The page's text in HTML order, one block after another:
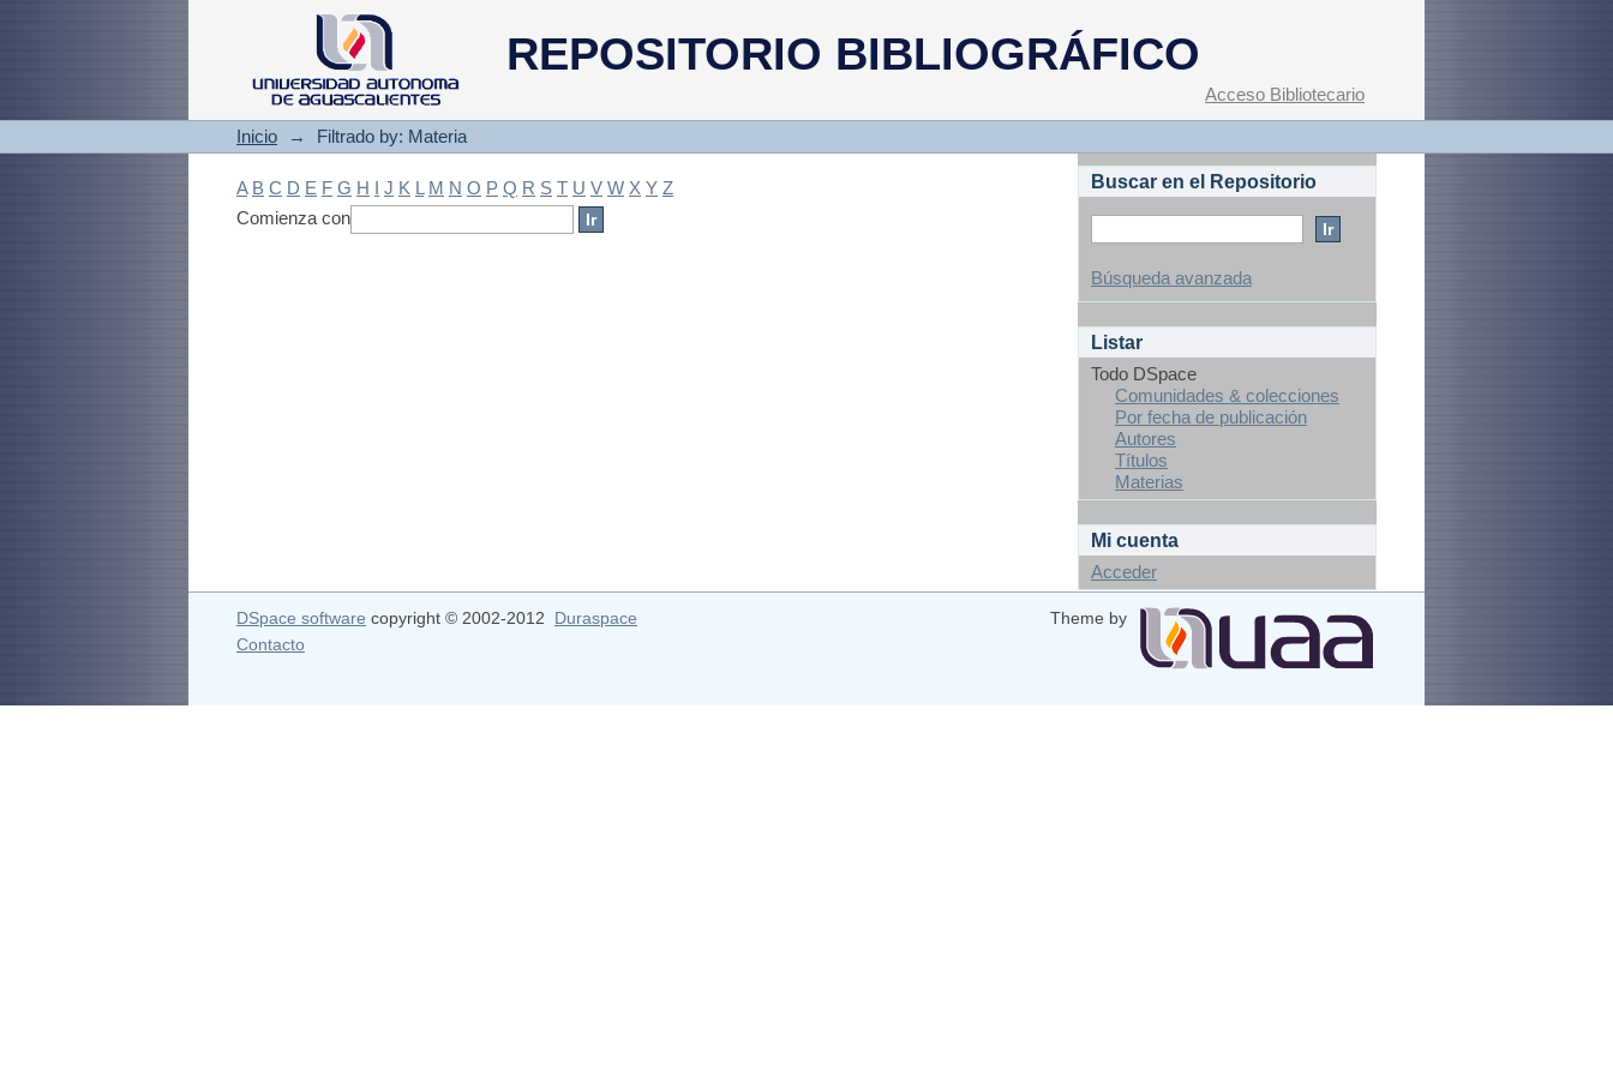
REPOSITORIO BIBLIOGRÁFICO
Filtrado by: Materia
Acceso Bibliotecario
Inicio → Filtrado by: Materia
A B C D E F G H I J K L M N O P Q R S T U V W X Y Z
Comienza con
Buscar en el Repositorio
Búsqueda avanzada
Listar
Todo DSpace
Comunidades & colecciones
Por fecha de publicación
Autores
Títulos
Materias
Mi cuenta
Acceder
DSpace software copyright © 2002-2012 Duraspace
Theme by
Contacto